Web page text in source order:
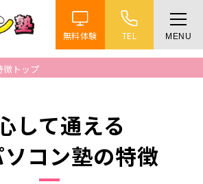
無料体験 TEL MENU
徴トップ
して通える
コン塾の特徴